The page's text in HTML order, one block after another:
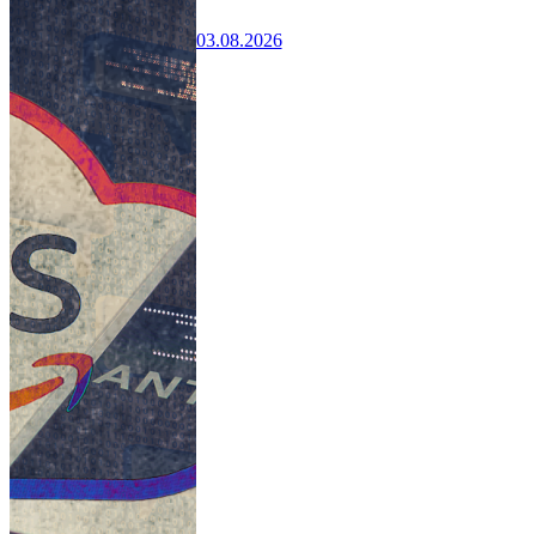
03.08.2026